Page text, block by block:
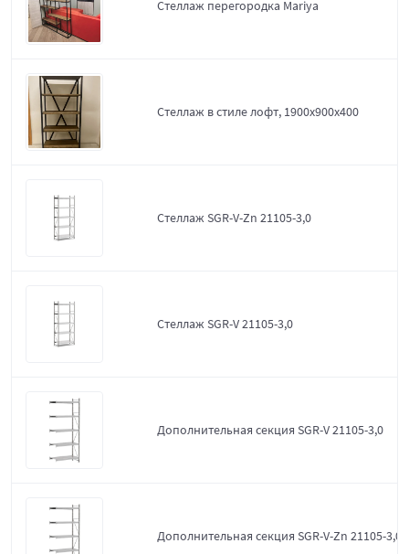
Стеллаж перегородка Mariya
Стеллаж в стиле лофт, 1900х900х400
Стеллаж SGR-V-Zn 21105-3,0
Стеллаж SGR-V 21105-3,0
Дополнительная секция SGR-V 21105-3,0
Дополнительная секция SGR-V-Zn 21105-3,0